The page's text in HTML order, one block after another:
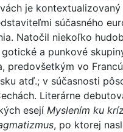
je kontextualizovaný
súčasného
Natočil niekoľko
a punkové
predovšetkým vo
atď.; v súčasnosti
Literárne
esejí Myslením ku
, po ktorej